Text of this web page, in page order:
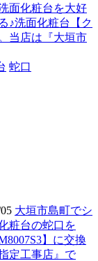
面化粧台を大好
♪洗面化粧台【ク
当店は『大垣市
蛇口
大垣市島町でシ
粧台の蛇口を
】に交換
定工事店』で